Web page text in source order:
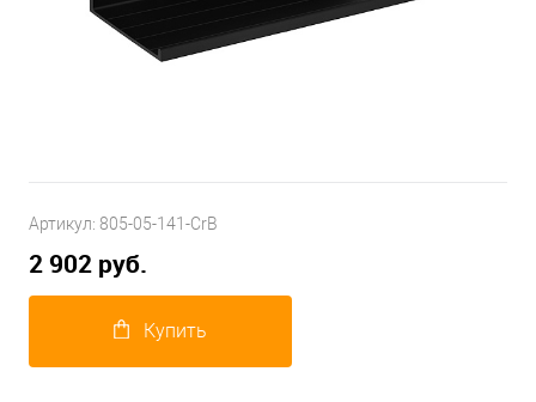
Артикул: 805-05-141-CrB
2 902 руб.
Купить